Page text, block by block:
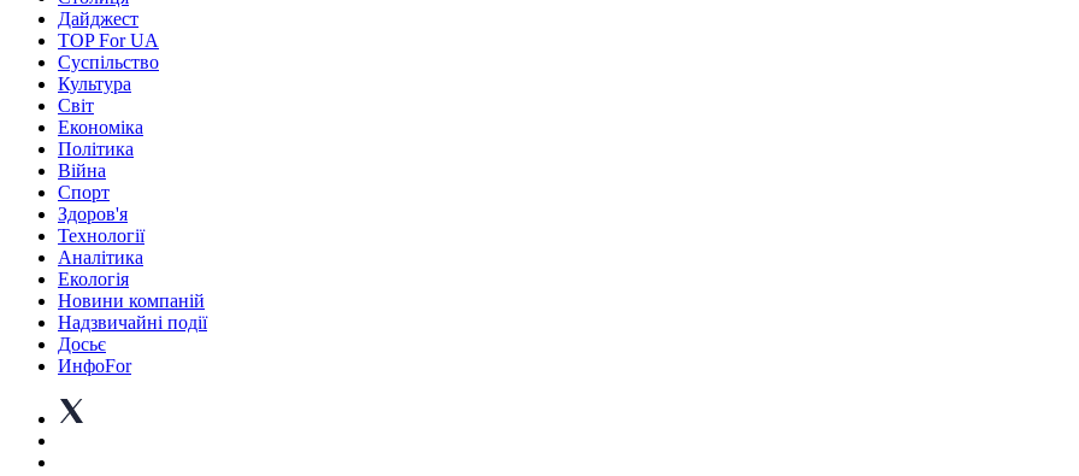
Дайджест
TOP For UA
Суспiльство
Культура
Світ
Економіка
Політика
Війна
Спорт
Здоров'я
Технології
Аналітика
Екологія
Новини компаній
Надзвичайні події
Досьє
ИнфоFor